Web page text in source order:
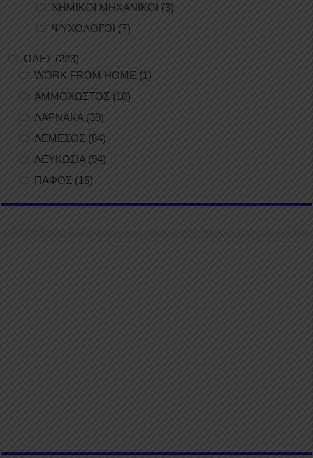
ΧΗΜΙΚΟΙ ΜΗΧΑΝΙΚΟΙ (3)
ΨΥΧΟΛΟΓΟΙ (7)
ΟΛΕΣ (223)
WORK FROM HOME (1)
ΑΜΜΟΧΩΣΤΟΣ (10)
ΛΑΡΝΑΚΑ (39)
ΛΕΜΕΣΟΣ (84)
ΛΕΥΚΩΣΙΑ(94)
ΠΑΦΟΣ (16)